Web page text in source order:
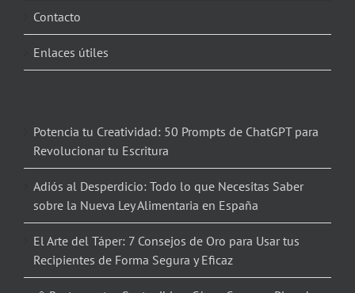
Contacto
Enlaces útiles
Potencia tu Creatividad: 50 Prompts de ChatGPT para
Revolucionar tu Escritura
Adiós al Desperdicio: Todo lo que Necesitas Saber
sobre la Nueva Ley Alimentaria en España
El Arte del Táper: 7 Consejos de Oro para Usar tus
Recipientes de Forma Segura y Eficaz